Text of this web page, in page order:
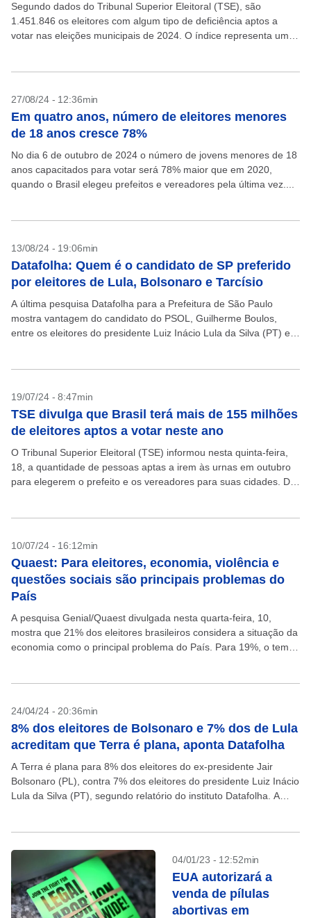
Segundo dados do Tribunal Superior Eleitoral (TSE), são
1.451.846 os eleitores com algum tipo de deficiência aptos a
votar nas eleições municipais de 2024. O índice representa um
27/08/24 - 12:36min
Em quatro anos, número de eleitores menores
de 18 anos cresce 78%
No dia 6 de outubro de 2024 o número de jovens menores de 18
anos capacitados para votar será 78% maior que em 2020,
quando o Brasil elegeu prefeitos e vereadores pela última vez....
13/08/24 - 19:06min
Datafolha: Quem é o candidato de SP preferido
por eleitores de Lula, Bolsonaro e Tarcísio
A última pesquisa Datafolha para a Prefeitura de São Paulo
mostra vantagem do candidato do PSOL, Guilherme Boulos,
entre os eleitores do presidente Luiz Inácio Lula da Silva (PT) e
19/07/24 - 8:47min
TSE divulga que Brasil terá mais de 155 milhões
de eleitores aptos a votar neste ano
O Tribunal Superior Eleitoral (TSE) informou nesta quinta-feira,
18, a quantidade de pessoas aptas a irem às urnas em outubro
para elegerem o prefeito e os vereadores para suas cidades. De
10/07/24 - 16:12min
Quaest: Para eleitores, economia, violência e
questões sociais são principais problemas do
País
A pesquisa Genial/Quaest divulgada nesta quarta-feira, 10,
mostra que 21% dos eleitores brasileiros considera a situação da
economia como o principal problema do País. Para 19%, o tema
24/04/24 - 20:36min
8% dos eleitores de Bolsonaro e 7% dos de Lula
acreditam que Terra é plana, aponta Datafolha
A Terra é plana para 8% dos eleitores do ex-presidente Jair
Bolsonaro (PL), contra 7% dos eleitores do presidente Luiz Inácio
Lula da Silva (PT), segundo relatório do instituto Datafolha. A
04/01/23 - 12:52min
EUA autorizará a
venda de pílulas
abortivas em